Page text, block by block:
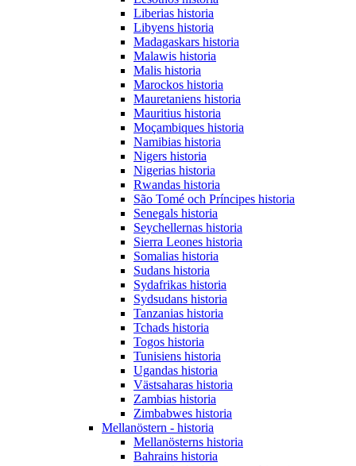
Liberias historia
Libyens historia
Madagaskars historia
Malawis historia
Malis historia
Marockos historia
Mauretaniens historia
Mauritius historia
Moçambiques historia
Namibias historia
Nigers historia
Nigerias historia
Rwandas historia
São Tomé och Príncipes historia
Senegals historia
Seychellernas historia
Sierra Leones historia
Somalias historia
Sudans historia
Sydafrikas historia
Sydsudans historia
Tanzanias historia
Tchads historia
Togos historia
Tunisiens historia
Ugandas historia
Västsaharas historia
Zambias historia
Zimbabwes historia
Mellanöstern - historia
Mellanösterns historia
Bahrains historia